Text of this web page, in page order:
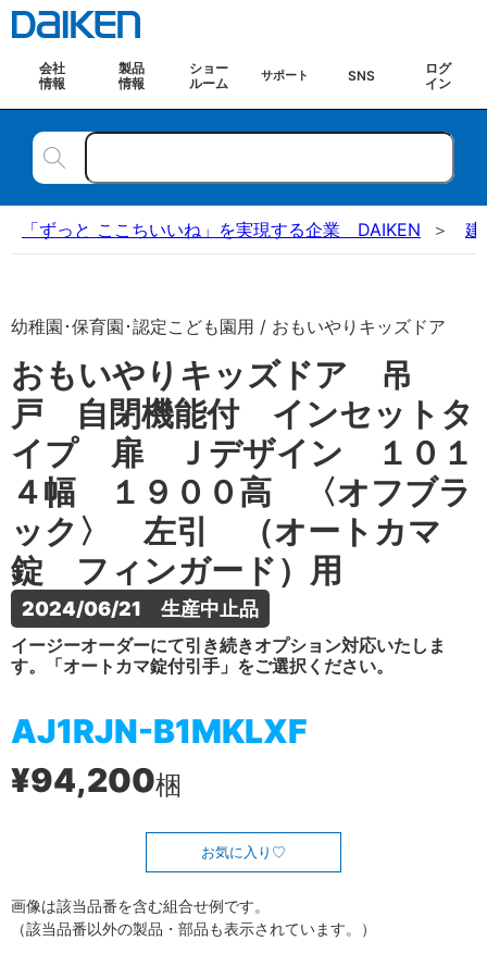
会社
情報
製品
情報
ショー
ルーム
サポート SNS
ログ
イン
「ずっと ここちいいね」を実現する企業 DAIKEN 建
幼稚園･保育園･認定こども園用 / おもいやりキッズドア
おもいやりキッズドア 吊
戸 自閉機能付 インセットタ
イプ 扉 Ｊデザイン １０１
４幅 １９００高 〈オフブラ
ック〉 左引 （オートカマ
錠 フィンガード）用
2024/06/21　生産中止品
イージーオーダーにて引き続きオプション対応いたしま
す。「オートカマ錠付引手」をご選択ください。
AJ1RJN-B1MKLXF
¥94,200梱
お気に入り
画像は該当品番を含む組合せ例です。
（該当品番以外の製品・部品も表示されています。）